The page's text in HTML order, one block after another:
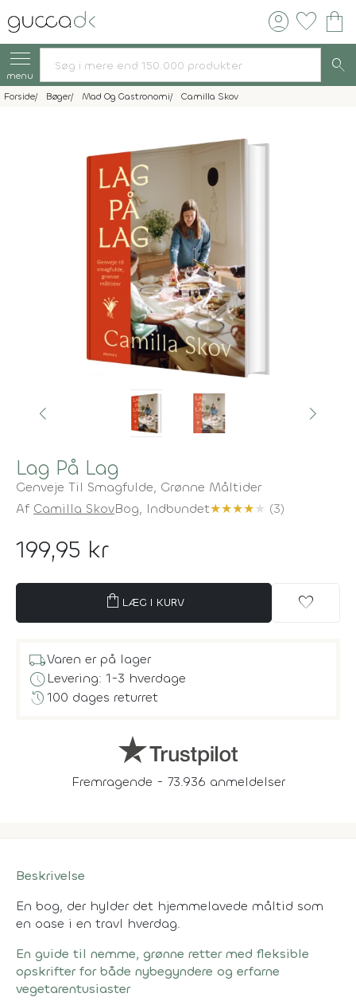
account_circle favorite shopping_bag
menu search
Forside Bøger Mad Og Gastronomi Camilla Skov
Lag På Lag
Genveje Til Smagfulde, Grønne Måltider
Af Camilla SkovBog, Indbundet★★★★★ (3)
199,95 kr
shopping_bag LÆG I KURV favorite
local_shippingVaren er på lager
scheduleLevering: 1-3 hverdage
history100 dages returret
Fremragende - 73.936 anmeldelser
Beskrivelse
En bog, der hylder det hjemmelavede måltid som
en oase i en travl hverdag.
En guide til nemme, grønne retter med fleksible
opskrifter for både nybegyndere og erfarne
vegetarentusiaster